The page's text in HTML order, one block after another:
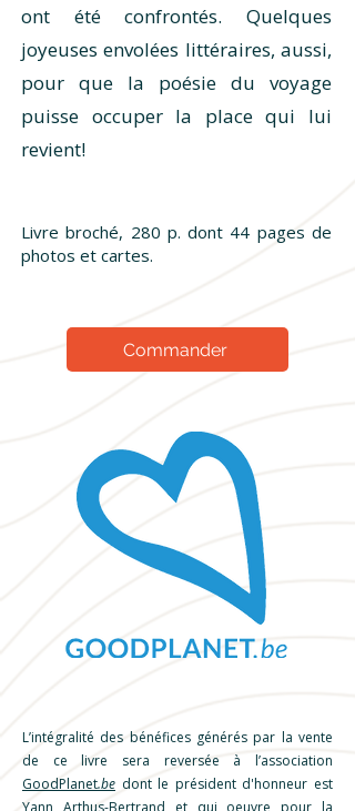
ont été confrontés. Quelques
joyeuses envolées littéraires, aussi,
pour que la poésie du voyage
puisse occuper la place qui lui
revient!
Livre broché, 280 p. dont 44 pages de
photos et cartes.
Commander
L’intégralité des bénéfices générés par la vente
de ce livre sera reversée à l’association
GoodPlanet.be dont le président d'honneur est
Yann Arthus-Bertrand et qui oeuvre pour la